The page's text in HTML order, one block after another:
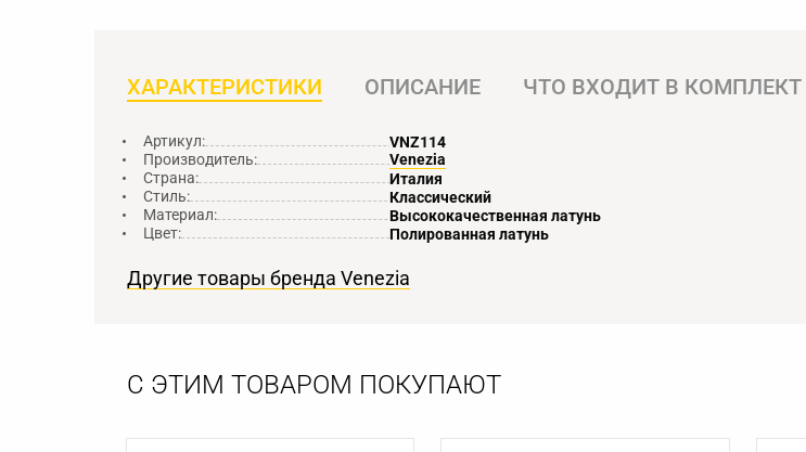
ХАРАКТЕРИСТИКИ ОПИСАНИЕ ЧТО ВХОДИТ В КОМПЛЕКТ
Артикул:
VNZ114
Производитель:
Venezia
Страна:
Италия
Стиль:
Классический
Материал:
Высококачественная латунь
Цвет:
Полированная латунь
Другие товары бренда Venezia
С ЭТИМ ТОВАРОМ ПОКУПАЮТ